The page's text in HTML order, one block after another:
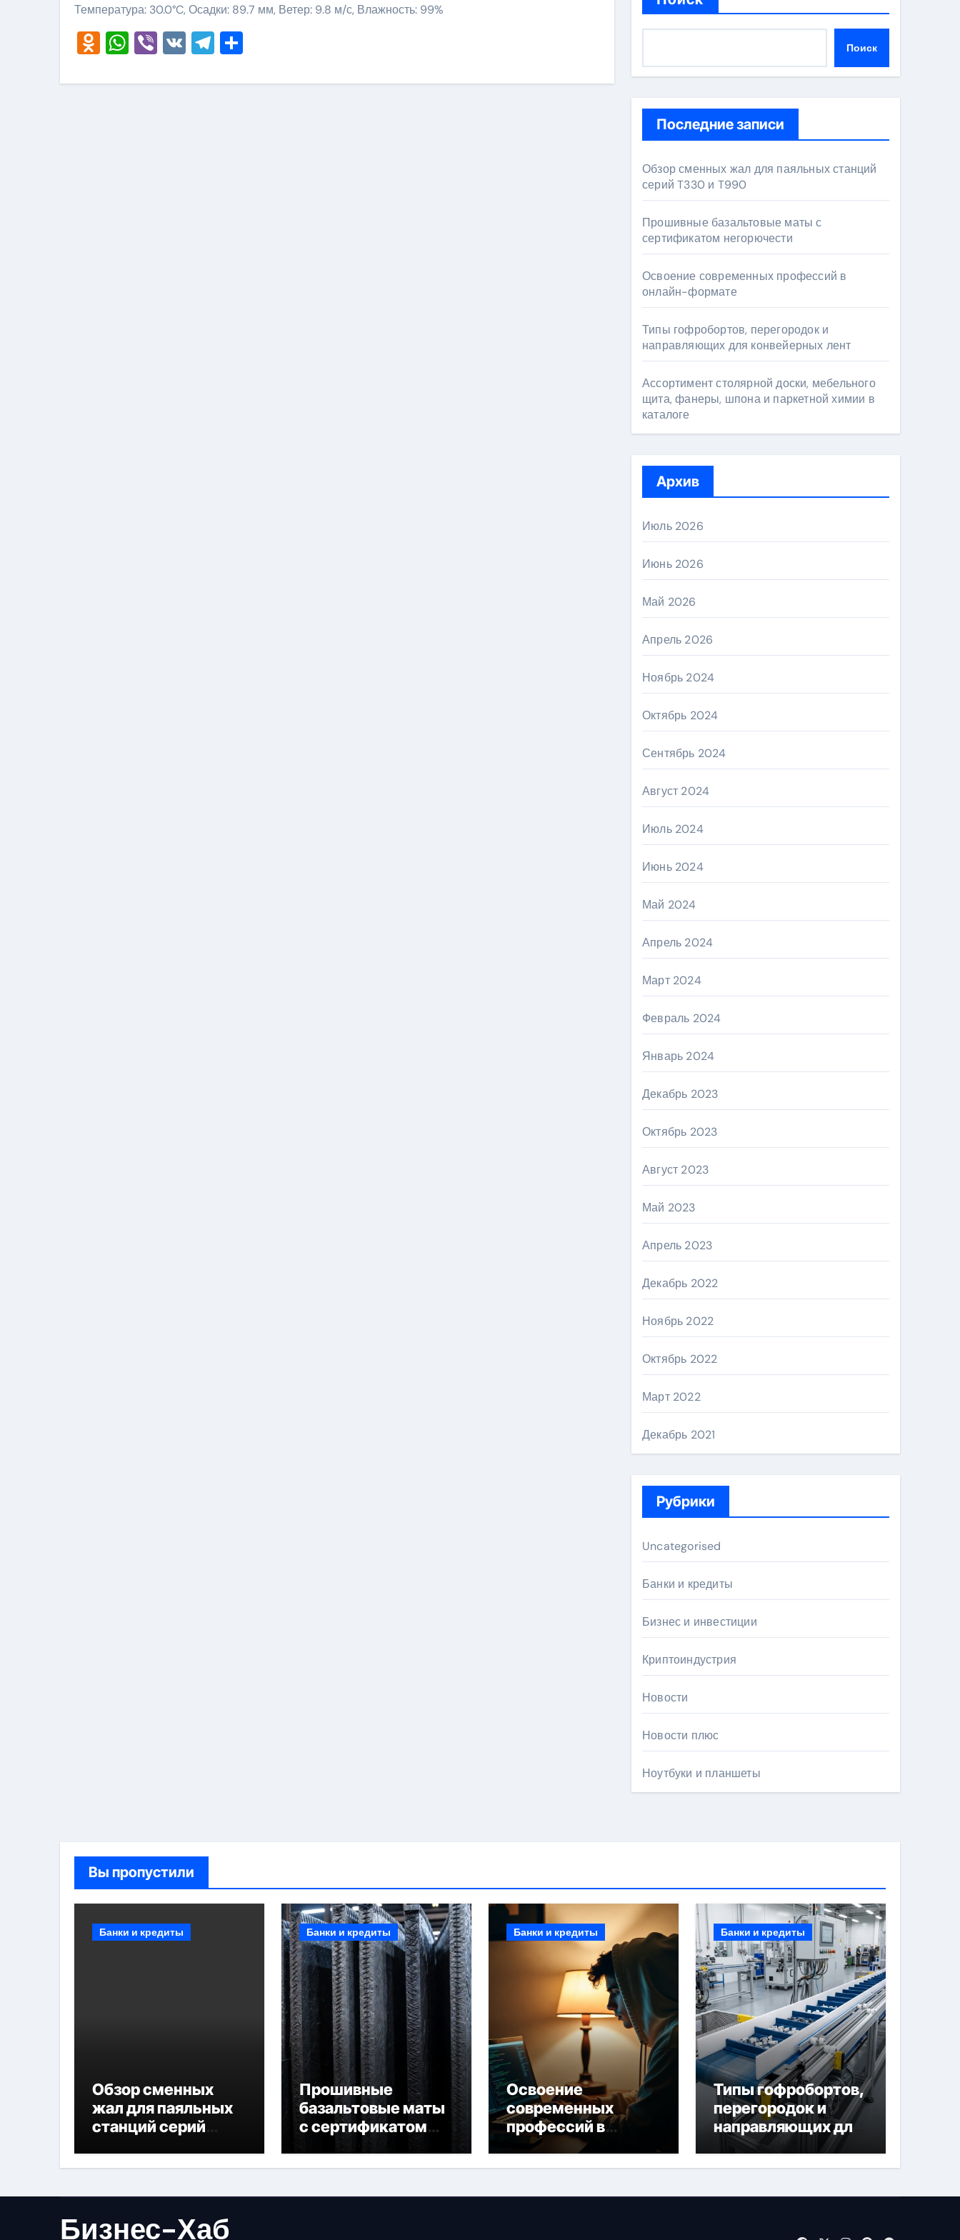
Температура: 30.0°C, Осадки: 89.7 мм, Ветер: 9.8 м/с, Влажность: 99%
Odnoklassniki
WhatsApp
Viber
VKTelegram Поиск
Последние записи
Обзор сменных жал для паяльных станций
серий T330 и T990
Прошивные базальтовые маты с
сертификатом негорючести
Освоение современных профессий в
онлайн-формате
Типы гофробортов, перегородок и
направляющих для конвейерных лент
Ассортимент столярной доски, мебельного
щита, фанеры, шпона и паркетной химии в
каталоге
Архив
Июль 2026
Июнь 2026
Май 2026
Апрель 2026
Ноябрь 2024
Октябрь 2024
Сентябрь 2024
Август 2024
Июль 2024
Июнь 2024
Май 2024
Апрель 2024
Март 2024
Февраль 2024
Январь 2024
Декабрь 2023
Октябрь 2023
Август 2023
Май 2023
Апрель 2023
Декабрь 2022
Ноябрь 2022
Октябрь 2022
Март 2022
Декабрь 2021
Рубрики
Uncategorised
Банки и кредиты
Бизнес и инвестиции
Криптоиндустрия
Новости
Новости плюс
Ноутбуки и планшеты
Вы пропустили
Банки и кредиты
Обзор сменных
жал для паяльных
станций серий
Банки и кредиты
Прошивные
базальтовые маты
с сертификатом
негорючести
Банки и кредиты
Освоение
современных
профессий в
онлайн-формате
Банки и кредиты
Типы гофробортов,
перегородок и
направляющих для
конвейерных лент
Бизнес-Хаб